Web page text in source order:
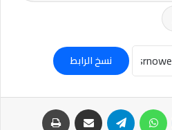
نسخ الرابط
ماسنجر واتساب تيلقرام مشاركة عبر البريد